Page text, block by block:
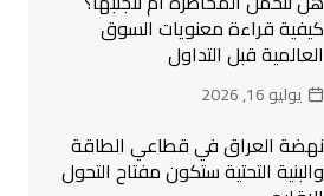
كيفية قراءة معنويات السوق
العالمية قبل التداول
يوليو 16, 2026
نهضة العراق في قطاعي الطاقة
والبنية التحتية ستكون مفتاح التحول